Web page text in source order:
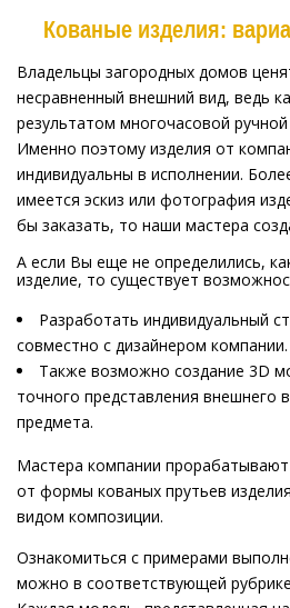
Кованые изделия:
Владельцы загородных домов
несравненный внешний вид, ведь
результатом многочасовой
Именно поэтому изделия от
индивидуальны в исполнении.
имеется эскиз или фотография
бы заказать, то наши мастера
А если Вы еще не определились,
изделие, то существует
Разработать индивидуальный
совместно с дизайнером компании.
Также возможно создание 3D
точного представления внешнего
предмета.
Мастера компании
от формы кованых прутьев
видом композиции.
Ознакомиться с примерами
можно в соответствующей